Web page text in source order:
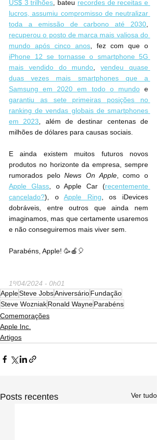
US$ 3 trilhões , bateu recordes de receitas e
lucros, assumiu compromisso de neutralizar
toda a emissão de carbono até 2030
recuperou o posto de marca mais valiosa do
mundo após cinco anos
iPhone 12 se tornasse o smartphone 5G
mais vendido do mundo , vendeu quase
duas vezes mais smartphones que a
Samsung em 2020 em todo o mundo
garantiu as sete primeiras posições no
ranking de vendas globais de smartphones
em 2023 , além de destinar centenas de
milhões de dólares para causas sociais.
E ainda existem muitos futuros novos
produtos no horizonte da empresa, sempre
rumorados pelo News On Apple
Apple Glass, o Apple Car (recentemente
cancelado?), o Apple Ring , os iDevices
dobráveis, entre outros que ainda nem
imaginamos, mas que certamente usaremos
e não conseguiremos mais viver sem.
Parabéns, Apple! 🥳🍎🎈
1º/04/2024 - 0h01
AppleSteve JobsAniversárioFundação
Steve WozniakRonald WayneParabéns
Comemorações
Apple Inc.
Artigos
Posts recentes Ver tudo